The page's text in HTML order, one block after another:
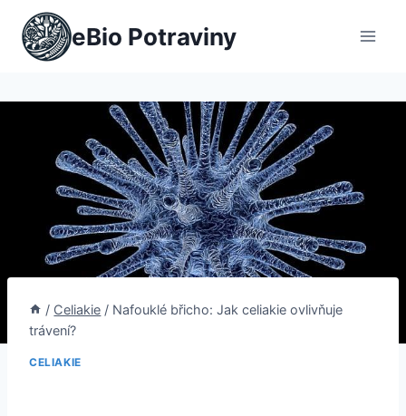
Přeskočit
obsah
eBio Potraviny
/ Celiakie / Nafouklé břicho: Jak celiakie ovlivňuje
trávení?
CELIAKIE